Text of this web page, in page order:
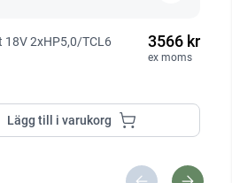
18V 2xHP5,0/TCL6 3566 kr
ex moms
Lägg till i varukorg